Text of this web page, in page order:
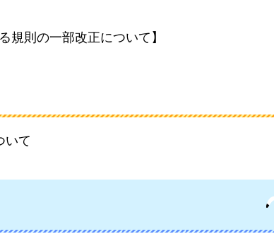
規則の一部改正について】
いて